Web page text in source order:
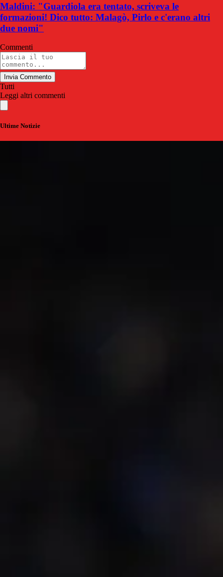
Maldini: "Guardiola era tentato, scriveva le
formazioni! Dico tutto: Malagò, Pirlo e c'erano altri
due nomi"
Commenti
Invia Commento
Tutti
Leggi altri commenti
Ultime Notizie